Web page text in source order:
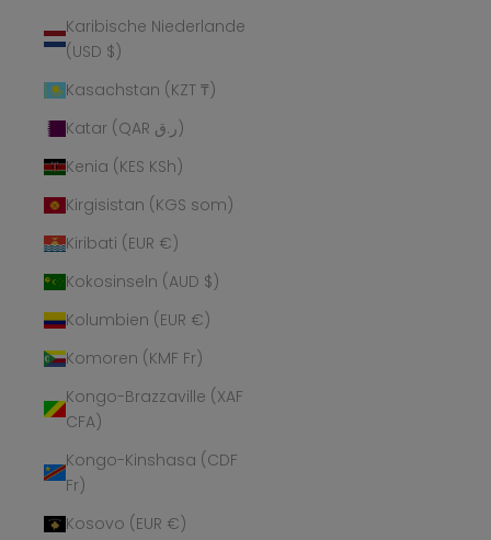
Karibische Niederlande
(USD $)
Kasachstan (KZT ₸)
Katar (QAR ر.ق)
Kenia (KES KSh)
Kirgisistan (KGS som)
Kiribati (EUR €)
Kokosinseln (AUD $)
Kolumbien (EUR €)
Komoren (KMF Fr)
Kongo-Brazzaville (XAF
CFA)
Kongo-Kinshasa (CDF
Fr)
Kosovo (EUR €)